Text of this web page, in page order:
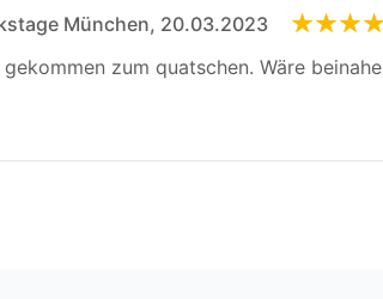
München, 20.03.2023
zum quatschen. Wäre beinahe